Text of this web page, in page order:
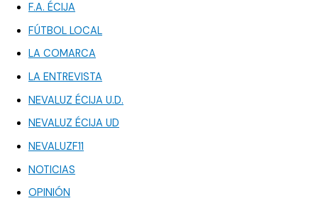
F.A. ÉCIJA
FÚTBOL LOCAL
LA COMARCA
LA ENTREVISTA
NEVALUZ ÉCIJA U.D.
NEVALUZ ÉCIJA UD
NEVALUZF11
NOTICIAS
OPINIÓN